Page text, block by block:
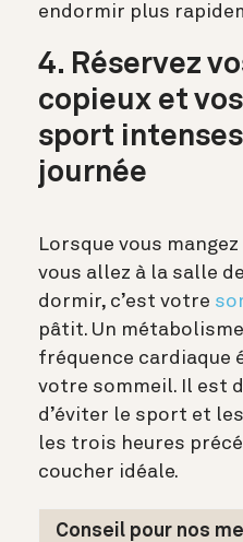
endormir plus
4. Réservez
copieux et
sport
journée
Lorsque vous
vous allez à la salle
dormir, c’est votre
pâtit. Un
fréquence cardiaque
votre sommeil. Il est
d’éviter le sport et
les trois heures
coucher idéale.
Conseil pour nos